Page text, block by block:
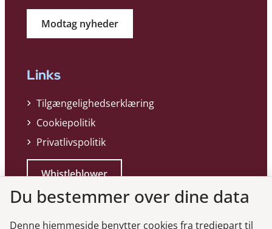
Modtag nyheder
Links
Tilgængelighedserklæring
Cookiepolitik
Privatlivspolitik
Whistleblower
Du bestemmer over dine data
Denne hjemmeside benytter cookies fra tredjepart til